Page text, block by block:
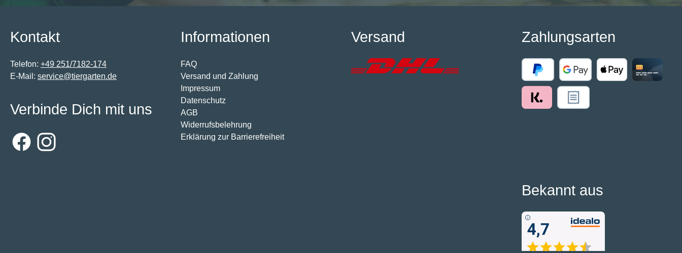
Kontakt
Telefon: +49 251/7182-174
E-Mail: service@tiergarten.de
Informationen
FAQ
Versand und Zahlung
Impressum
Datenschutz
AGB
Widerrufsbelehrung
Erklärung zur Barrierefreiheit
Versand Zahlungsarten
Verbinde Dich mit uns
FacebookInstagram
Bekannt aus